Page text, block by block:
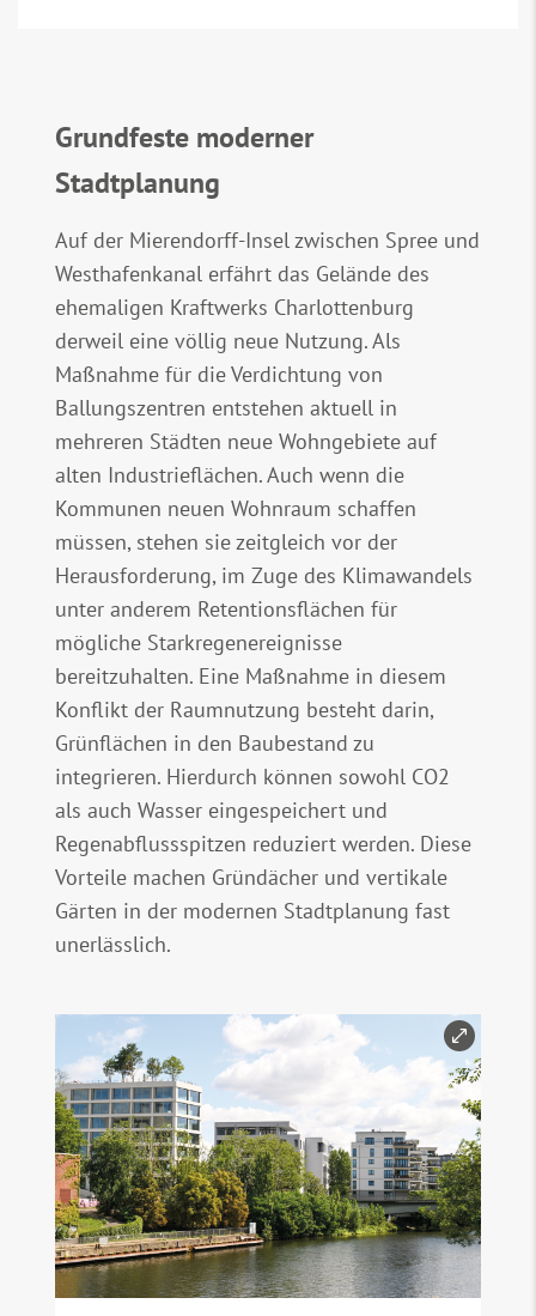
Grundfeste moderner
Stadtplanung
Auf der Mierendorff-Insel zwischen Spree und
Westhafenkanal erfährt das Gelände des
ehemaligen Kraftwerks Charlottenburg
derweil eine völlig neue Nutzung. Als
Maßnahme für die Verdichtung von
Ballungszentren entstehen aktuell in
mehreren Städten neue Wohngebiete auf
alten Industrieflächen. Auch wenn die
Kommunen neuen Wohnraum schaffen
müssen, stehen sie zeitgleich vor der
Herausforderung, im Zuge des Klimawandels
unter anderem Retentionsflächen für
mögliche Starkregenereignisse
bereitzuhalten. Eine Maßnahme in diesem
Konflikt der Raumnutzung besteht darin,
Grünflächen in den Baubestand zu
integrieren. Hierdurch können sowohl CO2
als auch Wasser eingespeichert und
Regenabflussspitzen reduziert werden. Diese
Vorteile machen Gründächer und vertikale
Gärten in der modernen Stadtplanung fast
unerlässlich.